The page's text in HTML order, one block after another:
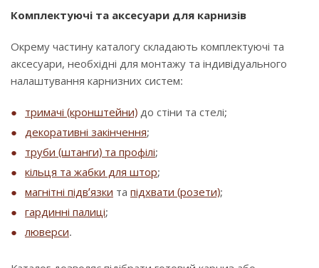
Комплектуючі та аксесуари для карнизів
Окрему частину каталогу складають комплектуючі та
аксесуари, необхідні для монтажу та індивідуального
налаштування карнизних систем:
тримачі (кронштейни) до стіни та стелі;
декоративні закінчення;
труби (штанги) та профілі;
кільця та жабки для штор;
магнітні підв’язки та підхвати (розети);
гардинні палиці;
люверси.